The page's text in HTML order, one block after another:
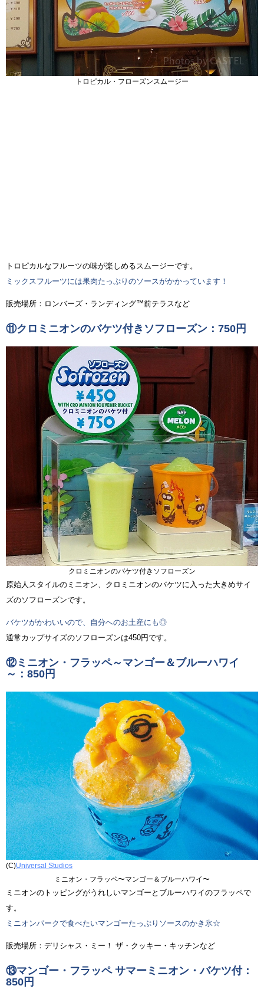
トロピカル・フローズンスムージー
トロピカルなフルーツの味が楽しめるスムージーです。
ミックスフルーツには果肉たっぷりのソースがかかっています！
販売場所：ロンバーズ・ランディング™前テラスなど
⑪クロミニオンのバケツ付きソフローズン：750円
クロミニオンのバケツ付きソフローズン
原始人スタイルのミニオン、クロミニオンのバケツに入った大きめサイ
ズのソフローズンです。
バケツがかわいいので、自分へのお土産にも◎
通常カップサイズのソフローズンは450円です。
⑫ミニオン・フラッペ～マンゴー＆ブルーハワイ
～：850円
(C)Universal Studios
ミニオン・フラッペ〜マンゴー＆ブルーハワイ〜
ミニオンのトッピングがうれしいマンゴーとブルーハワイのフラッペで
す。
ミニオンパークで食べたいマンゴーたっぷりソースのかき氷☆
販売場所：デリシャス・ミー！ ザ・クッキー・キッチンなど
⑬マンゴー・フラッペ サマーミニオン・バケツ付：
850円